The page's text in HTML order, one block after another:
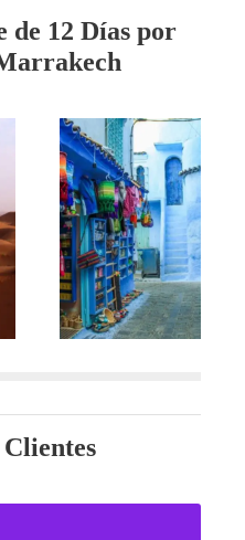
de 12 Días por
Clientes